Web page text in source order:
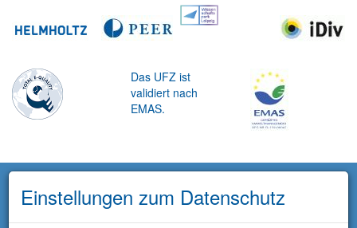
Das UFZ ist
validiert nach
EMAS.
Einstellungen zum Datenschutz